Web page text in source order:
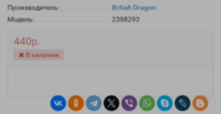
Производитель:
British Dragon
Модель:
2398293
440р.
В наличии